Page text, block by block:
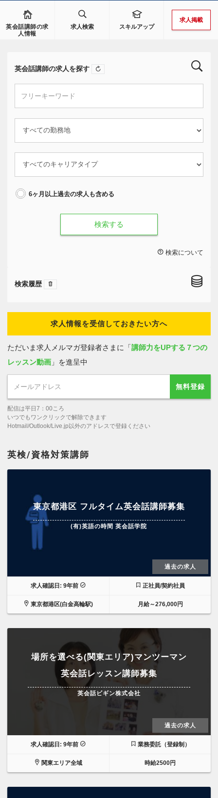
英会話講師の求
人情報
求人検索 スキルアップ
求人掲載
英会話講師の求人を探す
6ヶ月以上過去の求人も含める
検索する
検索について
検索履歴
求人情報を受信しておきたい方へ
ただいま求人メルマガ登録者さまに「 講師力をUPする７つの
レッスン動画 」を進呈中
無料登録
配信は平日7：00ころ
いつでもワンクリックで解除できます
Hotmail/Outlook/Live.jp以外のアドレスで登録ください
英検/資格対策講師
東京都港区 フルタイム英会話講師募集
(有)英語の時間 英会話学院
過去の求人
求人確認日: 9年前 正社員/契約社員
東京都港区(白金高輪駅) 月給～276,000円
場所を選べる(関東エリア)マンツーマン
英会話レッスン講師募集
英会話ビギン株式会社
過去の求人
求人確認日: 9年前 業務委託（登録制）
関東エリア全域 時給2500円